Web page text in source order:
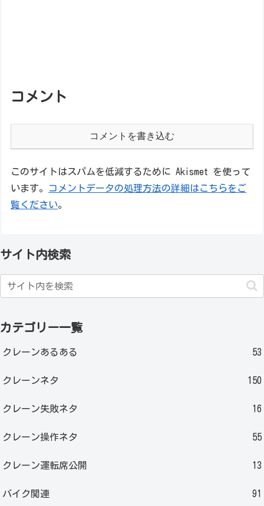
コメント
コメントを書き込む
このサイトはスパムを低減するために Akismet を使って
います。
コメントデータの処理方法の詳細はこちらをご
覧ください。
サイト内検索
カテゴリー一覧
クレーンあるある 53
クレーンネタ 150
クレーン失敗ネタ 16
クレーン操作ネタ 55
クレーン運転席公開 13
バイク関連 91